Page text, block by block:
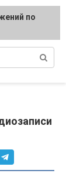
по